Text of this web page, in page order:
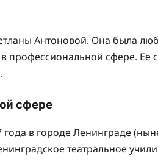
Антоновой. Она была
сфере. Ее
сфере
в городе Ленинграде
театральное